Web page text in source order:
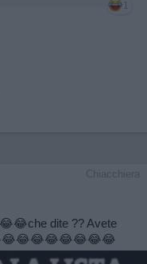
1
Chiacchiera
dite ?? Avete